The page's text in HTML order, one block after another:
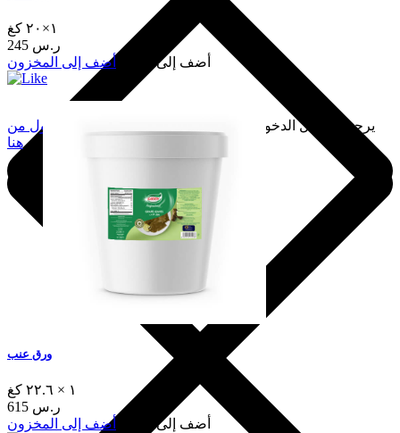
١×٢٠ كغ
245 ر.س
أضف إلى السلة
أضف إلى المخزون
يرجى تسجيل الدخول لإضافة هذا إلى المفضلة.
سجّل الدخول من
هنا
ورق عنب
١ × ٢٢.٦ كغ
615 ر.س
أضف إلى السلة
أضف إلى المخزون